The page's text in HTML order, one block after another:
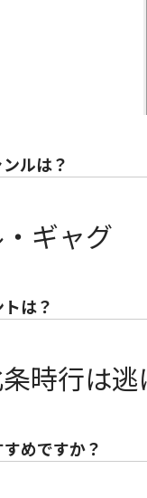
ルは？
ギャグ
は？
時行は逃
めですか？